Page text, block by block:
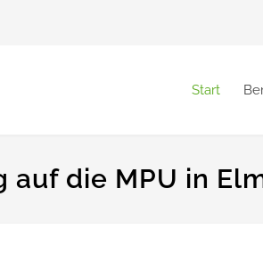
Start
die MPU in